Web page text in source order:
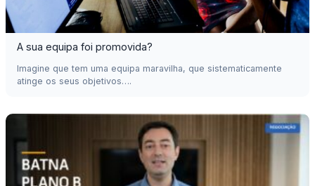
A sua equipa foi promovida?
Imagine que tem uma equipa maravilha, que sistematicamente
atinge os seus objetivos….